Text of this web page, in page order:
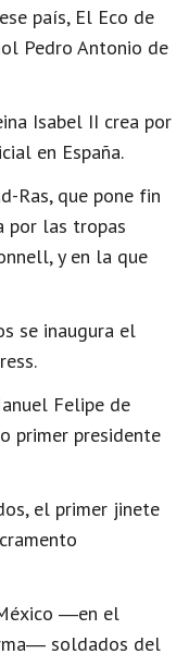
país, El Eco de
Pedro Antonio de
Isabel II crea por
en España.
Ras, que pone fin
por las tropas
y en la que
se inaugura el
Felipe de
primer presidente
el primer jinete
―en el
soldados del